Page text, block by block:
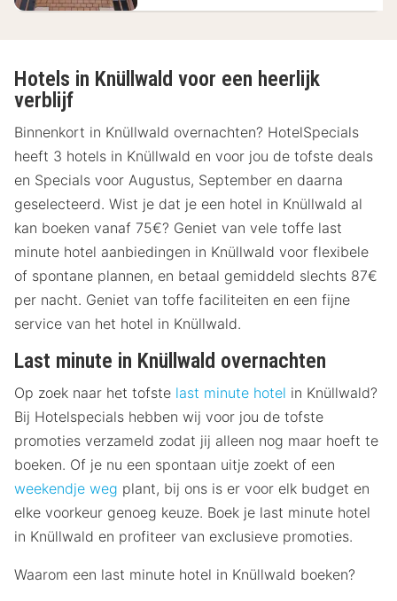
Hotels in Knüllwald voor een heerlijk
verblijf
Binnenkort in Knüllwald overnachten? HotelSpecials
heeft 3 hotels in Knüllwald en voor jou de tofste deals
en Specials voor Augustus, September en daarna
geselecteerd. Wist je dat je een hotel in Knüllwald al
kan boeken vanaf 75€? Geniet van vele toffe last
minute hotel aanbiedingen in Knüllwald voor flexibele
of spontane plannen, en betaal gemiddeld slechts 87€
per nacht. Geniet van toffe faciliteiten en een fijne
service van het hotel in Knüllwald.
Last minute in Knüllwald overnachten
Op zoek naar het tofste last minute hotel in Knüllwald?
Bij Hotelspecials hebben wij voor jou de tofste
promoties verzameld zodat jij alleen nog maar hoeft te
boeken. Of je nu een spontaan uitje zoekt of een
weekendje weg plant, bij ons is er voor elk budget en
elke voorkeur genoeg keuze. Boek je last minute hotel
in Knüllwald en profiteer van exclusieve promoties.
Waarom een last minute hotel in Knüllwald boeken?